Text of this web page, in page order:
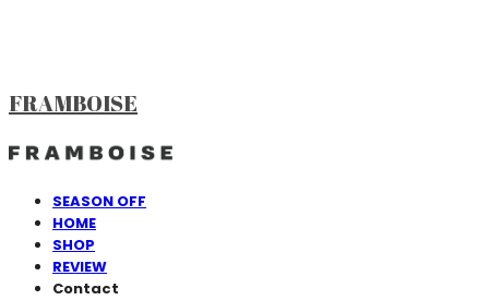
FRAMBOISE
SEASON OFF
HOME
SHOP
REVIEW
Contact